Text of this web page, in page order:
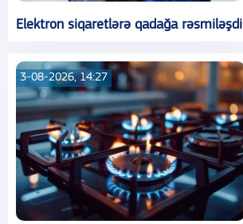
Elektron siqaretlərə qadağa rəsmiləşdi
3-08-2026, 14:27